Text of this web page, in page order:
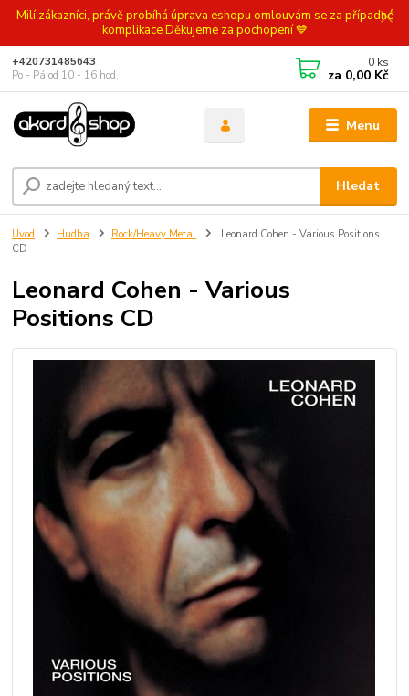
Milí zákazníci, právě probíhá úprava eshopu omlouvám se za případné
komplikace Děkujeme za pochopení 💙
Menu
Hledat
+420731485643
Po - Pá od 10 - 16 hod.
0 ks
za 0,00 Kč
Úvod Hudba Rock/Heavy Metal
Leonard Cohen - Various Positions
CD
Leonard Cohen - Various
Positions CD